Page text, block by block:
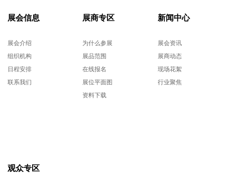
展会信息
展会介绍
组织机构
日程安排
联系我们
展商专区
为什么参展
展品范围
在线报名
展位平面图
资料下载
新闻中心
展会资讯
展商动态
现场花絮
行业聚焦
观众专区